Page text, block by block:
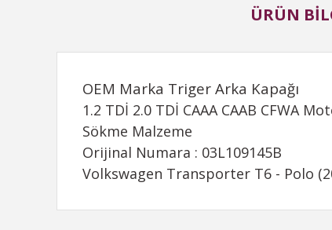
ÜRÜN
OEM Marka Triger Arka Kapağı
1.2 TDİ 2.0 TDİ CAAA CAAB CFWA
Sökme Malzeme
Orijinal Numara : 03L109145B
Volkswagen Transporter T6 - Polo